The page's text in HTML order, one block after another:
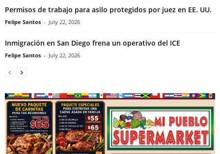
Permisos de trabajo para asilo protegidos por juez en EE. UU.
Felipe Santos - July 22, 2026
Inmigración en San Diego frena un operativo del ICE
Felipe Santos - July 22, 2026